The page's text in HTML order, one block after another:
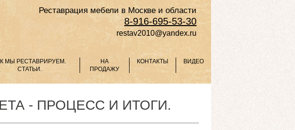
Реставрация мебели в Москве и области
8-916-695-53-30
restav2010@yandex.ru
МЫ РЕСТАВРИРУЕМ.
СТАТЬИ.
НА
ПРОДАЖУ
КОНТАКТЫ ВИДЕО
- ПРОЦЕСС И ИТОГИ.